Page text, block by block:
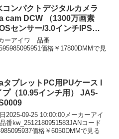
コンパクトデジタルカメラ
cam DCW （1300万画素
センサー/3.0インチIPSデ
プレイ/水深10m防水/電子手
補正/AF/4倍デジタルズーム/
ーアイワ 品番
価格￥17800DMMで見
タブレットPC用PUケース I
プ（10.95インチ用） JA5-
2025-09-25 10:00:00メーカーアイ
番kw_2512180951583JANコード
価格￥6050DMMで見る